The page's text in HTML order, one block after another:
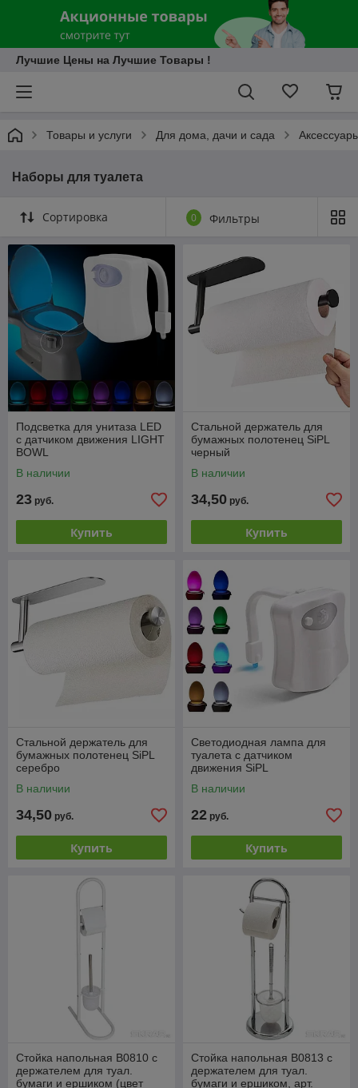
Лучшие Цены на Лучшие Товары !
Товары и услуги Для дома, дачи и сада
Наборы для туалета
Сортировка 0 Фильтры
Подсветка для унитаза LED
с датчиком движения LIGHT
BOWL
В наличии
23 руб.
Купить
Стальной держатель для
бумажных полотенец SiPL
черный
В наличии
34,50 руб.
Купить
Стальной держатель для
бумажных полотенец SiPL
серебро
В наличии
34,50 руб.
Купить
Светодиодная лампа для
туалета с датчиком
движения SiPL
В наличии
22 руб.
Купить
Стойка напольная B0810 с
держателем для туал.
бумаги и ершиком (цвет
Стойка напольная B0813 с
держателем для туал.
бумаги и ершиком, арт.